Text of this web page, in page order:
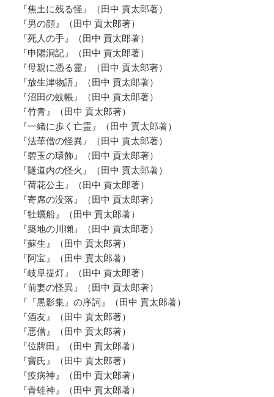
『焦土に残る怪』（田中 貢太郎著）
『男の顔』（田中 貢太郎著）
『死人の手』（田中 貢太郎著）
『申陽洞記』（田中 貢太郎著）
『母親に憑る霊』（田中 貢太郎著）
『放生津物語』（田中 貢太郎著）
『沼田の蚊帳』（田中 貢太郎著）
『竹青』（田中 貢太郎著）
『一緒に歩く亡霊』（田中 貢太郎著）
『法華僧の怪異』（田中 貢太郎著）
『碧玉の環飾』（田中 貢太郎著）
『隧道内の怪火』（田中 貢太郎著）
『荷花公主』（田中 貢太郎著）
『寄席の没落』（田中 貢太郎著）
『牡蠣船』（田中 貢太郎著）
『築地の川獺』（田中 貢太郎著）
『蘇生』（田中 貢太郎著）
『阿宝』（田中 貢太郎著）
『岐阜提灯』（田中 貢太郎著）
『前妻の怪異』（田中 貢太郎著）
『『黒影集』の序詞』（田中 貢太郎著）
『酒友』（田中 貢太郎著）
『悪僧』（田中 貢太郎著）
『位牌田』（田中 貢太郎著）
『竇氏』（田中 貢太郎著）
『疫病神』（田中 貢太郎著）
『青蛙神』（田中 貢太郎著）